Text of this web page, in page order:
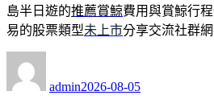
島半日遊的推薦賞鯨費用與賞鯨行
易的股票類型未上市分享交流社群
admin佈
2026-08-05